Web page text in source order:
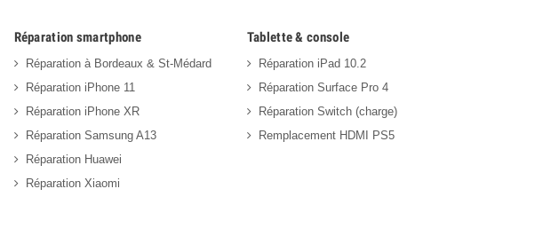
Réparation smartphone
Réparation à Bordeaux & St-Médard
Réparation iPhone 11
Réparation iPhone XR
Réparation Samsung A13
Réparation Huawei
Réparation Xiaomi
Tablette & console
Réparation iPad 10.2
Réparation Surface Pro 4
Réparation Switch (charge)
Remplacement HDMI PS5